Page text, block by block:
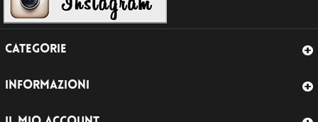
CATEGORIE
INFORMAZIONI